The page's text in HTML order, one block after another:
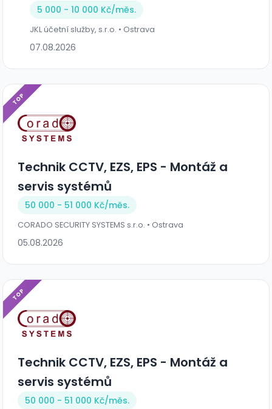
5 000 - 10 000 Kč/měs.
JKL účetní služby, s.r.o. • Ostrava
07.08.2026
TOP
Technik CCTV, EZS, EPS - Montáž a
servis systémů
50 000 - 51 000 Kč/měs.
CORADO SECURITY SYSTEMS s.r.o. • Ostrava
05.08.2026
TOP
Technik CCTV, EZS, EPS - Montáž a
servis systémů
50 000 - 51 000 Kč/měs.